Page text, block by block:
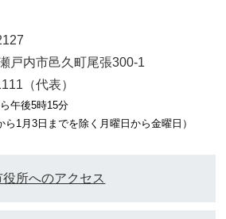
戸内市邑久町尾張300-1
（代表）
午後5時15分
ら1月3日までを除く月曜日から金曜日）
役所へのアクセス